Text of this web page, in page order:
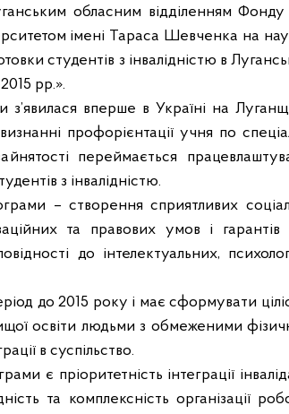
обласним відділенням Фонду
імені Тараса Шевченка на
студентів з інвалідністю в
рр.».
з’явилася вперше в Україні на
профорієнтації учня по
переймається
з інвалідністю.
– створення сприятливих
та правових умов і гарантів
до інтелектуальних,
до 2015 року і має сформувати
освіти людьми з обмеженими
в суспільство.
є пріоритетність інтеграції
та комплексність організації